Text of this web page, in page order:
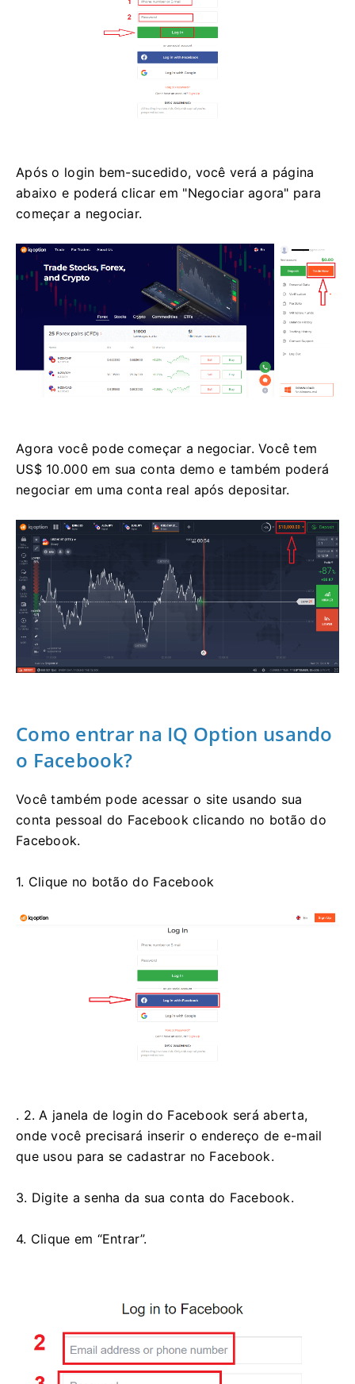
Após o login bem-sucedido, você verá a página
abaixo e poderá clicar em "Negociar agora" para
começar a negociar.
Agora você pode começar a negociar. Você tem
US$ 10.000 em sua conta demo e também poderá
negociar em uma conta real após depositar.
Como entrar na IQ Option usando
o Facebook?
Você também pode acessar o site usando sua
conta pessoal do Facebook clicando no botão do
Facebook.
1. Clique no botão do Facebook
. 2. A janela de login do Facebook será aberta,
onde você precisará inserir o endereço de e-mail
que usou para se cadastrar no Facebook.
3. Digite a senha da sua conta do Facebook.
4. Clique em “Entrar”.